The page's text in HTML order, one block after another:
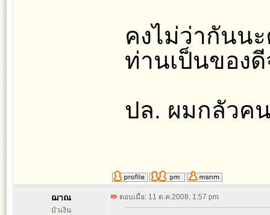
คงไม่ว่ากันน
ท่านเป็นของดี
ปล. ผมกลัวค
ฌาณ
บัวเงิน
ตอบเมื่อ: 11 ต.ค.2008, 1:57 pm